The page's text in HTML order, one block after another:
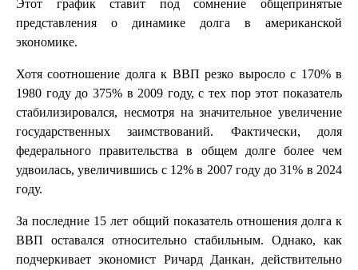
Этот график ставит под сомнение общепринятые
представления о динамике долга в американской
экономике.
Хотя соотношение долга к ВВП резко выросло с 170% в
1980 году до 375% в 2009 году, с тех пор этот показатель
стабилизировался, несмотря на значительное увеличение
государственных заимствований. Фактически, доля
федерального правительства в общем долге более чем
удвоилась, увеличившись с 12% в 2007 году до 31% в 2024
году.
За последние 15 лет общий показатель отношения долга к
ВВП оставался относительно стабильным. Однако, как
подчеркивает экономист Ричард Данкан, действительно